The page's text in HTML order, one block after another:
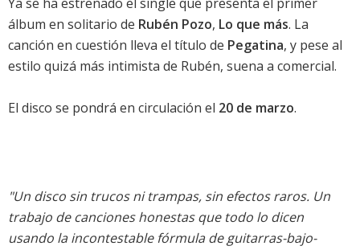
álbum en solitario de Rubén Pozo, Lo que más. La
canción en cuestión lleva el título de Pegatina, y pese al
estilo quizá más intimista de Rubén, suena a comercial.
El disco se pondrá en circulación el 20 de marzo.
"Un disco sin trucos ni trampas, sin efectos raros. Un
trabajo de canciones honestas que todo lo dicen
usando la incontestable fórmula de guitarras-bajo-